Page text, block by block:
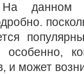
На данном
особенно,
и может